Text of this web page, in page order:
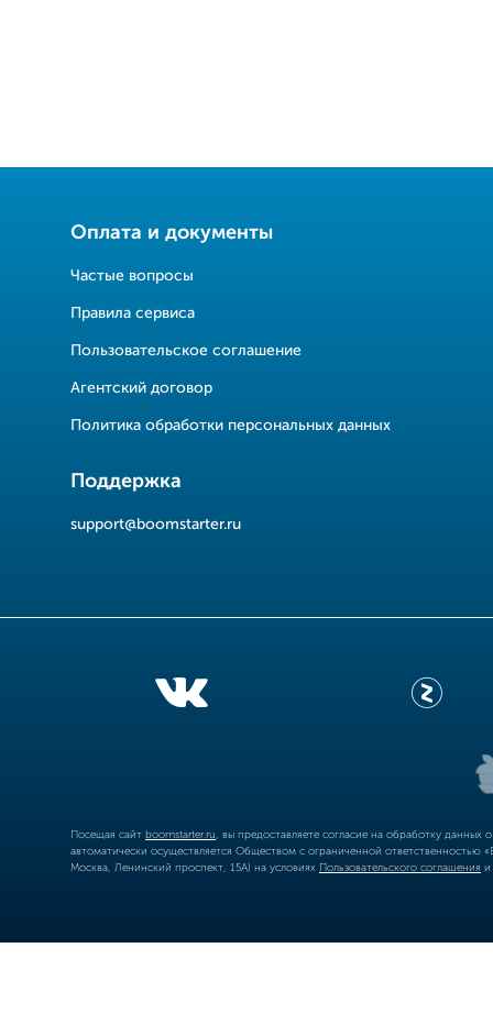
Оплата и документы
Частые вопросы
Правила сервиса
Пользовательское соглашение
Агентский договор
Политика обработки персональных данных
Поддержка
support@boomstarter.ru
Посещая сайт boomstarter.ru , вы предоставляете согласие на обработку
автоматически осуществляется Обществом с ограниченной
Москва, Ленинский проспект, 15А) на условиях Пользовательского соглашения и